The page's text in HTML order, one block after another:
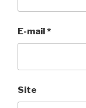
E-mail*
Site